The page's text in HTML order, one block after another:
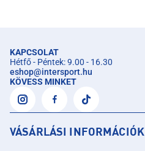
KAPCSOLAT
Hétfő - Péntek: 9.00 - 16.30
eshop@intersport.hu
KÖVESS MINKET
VÁSÁRLÁSI INFORMÁCIÓK